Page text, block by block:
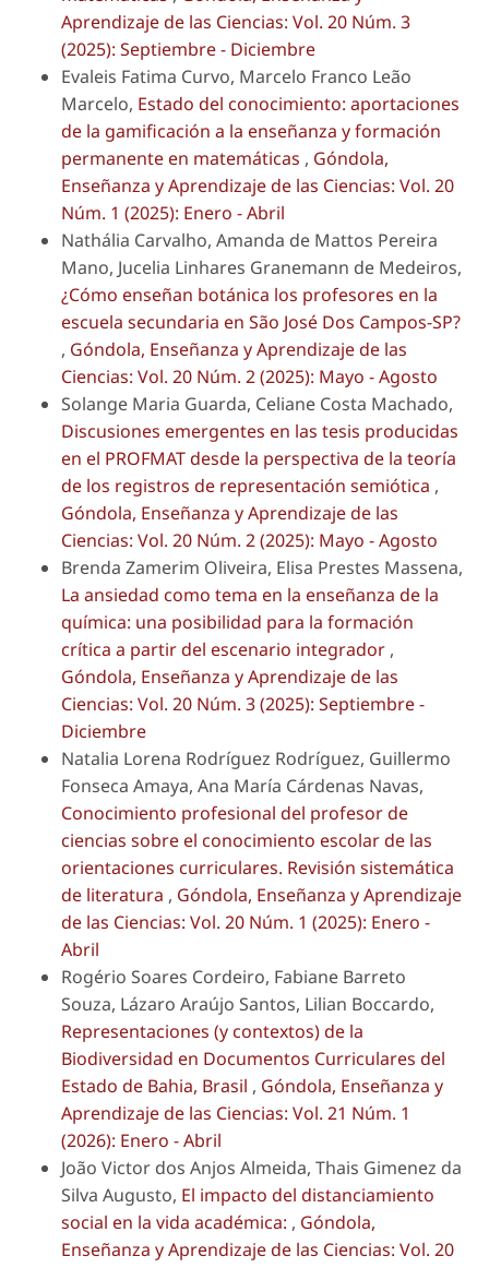
Aprendizaje de las Ciencias: Vol. 20 Núm. 3
(2025): Septiembre - Diciembre
Evaleis Fatima Curvo, Marcelo Franco Leão
Marcelo, Estado del conocimiento: aportaciones
de la gamificación a la enseñanza y formación
permanente en matemáticas , Góndola,
Enseñanza y Aprendizaje de las Ciencias: Vol. 20
Núm. 1 (2025): Enero - Abril
Nathália Carvalho, Amanda de Mattos Pereira
Mano, Jucelia Linhares Granemann de Medeiros,
¿Cómo enseñan botánica los profesores en la
escuela secundaria en São José Dos Campos-SP?
, Góndola, Enseñanza y Aprendizaje de las
Ciencias: Vol. 20 Núm. 2 (2025): Mayo - Agosto
Solange Maria Guarda, Celiane Costa Machado,
Discusiones emergentes en las tesis producidas
en el PROFMAT desde la perspectiva de la teoría
de los registros de representación semiótica ,
Góndola, Enseñanza y Aprendizaje de las
Ciencias: Vol. 20 Núm. 2 (2025): Mayo - Agosto
Brenda Zamerim Oliveira, Elisa Prestes Massena,
La ansiedad como tema en la enseñanza de la
química: una posibilidad para la formación
crítica a partir del escenario integrador ,
Góndola, Enseñanza y Aprendizaje de las
Ciencias: Vol. 20 Núm. 3 (2025): Septiembre -
Diciembre
Natalia Lorena Rodríguez Rodríguez, Guillermo
Fonseca Amaya, Ana María Cárdenas Navas,
Conocimiento profesional del profesor de
ciencias sobre el conocimiento escolar de las
orientaciones curriculares. Revisión sistemática
de literatura , Góndola, Enseñanza y Aprendizaje
de las Ciencias: Vol. 20 Núm. 1 (2025): Enero -
Abril
Rogério Soares Cordeiro, Fabiane Barreto
Souza, Lázaro Araújo Santos, Lilian Boccardo,
Representaciones (y contextos) de la
Biodiversidad en Documentos Curriculares del
Estado de Bahia, Brasil , Góndola, Enseñanza y
Aprendizaje de las Ciencias: Vol. 21 Núm. 1
(2026): Enero - Abril
João Victor dos Anjos Almeida, Thais Gimenez da
Silva Augusto, El impacto del distanciamiento
social en la vida académica: , Góndola,
Enseñanza y Aprendizaje de las Ciencias: Vol. 20